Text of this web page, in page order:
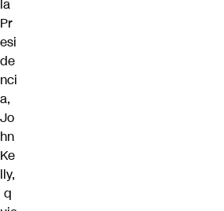
la
Pr
esi
de
nci
a,
Jo
hn
Ke
lly,
q